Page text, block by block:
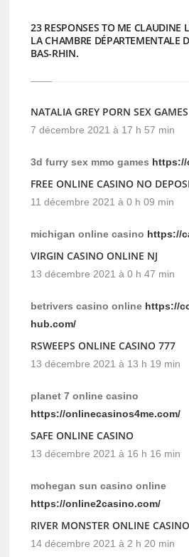
23 RESPONSES TO ME CLAUDINE
LA CHAMBRE DÉPARTEMENTALE
BAS-RHIN.
NATALIA GREY PORN SEX GAMES
7 décembre 2021 à 17 h 57 min
3d furry sex mmo games https://
FREE ONLINE CASINO NO
11 décembre 2021 à 0 h 09 min
michigan online casino https://
VIRGIN CASINO ONLINE NJ
13 décembre 2021 à 0 h 47 min
betrivers casino online https://
hub.com/
RSWEEPS ONLINE CASINO 777
13 décembre 2021 à 13 h 19 min
planet 7 online casino
https://onlinecasinos4me.com/
SAFE ONLINE CASINO
13 décembre 2021 à 16 h 16 min
mohegan sun casino online
https://online2casino.com/
RIVER MONSTER ONLINE CASINO
14 décembre 2021 à 2 h 20 min